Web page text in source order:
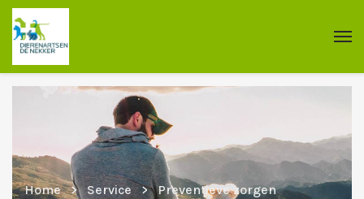
Home Service Preventieve zorgen